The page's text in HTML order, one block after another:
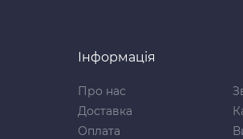
Інформація
Про нас
Доставка
Оплата